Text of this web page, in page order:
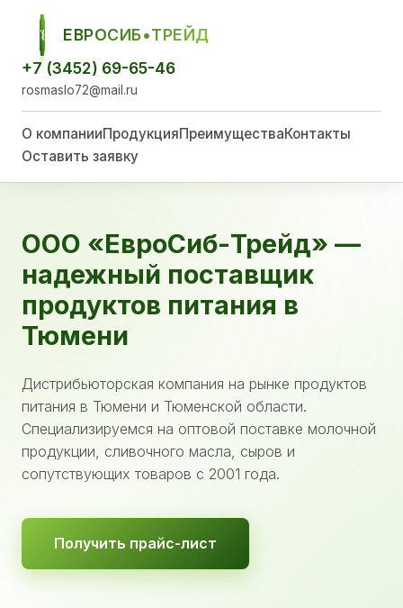
ЕСТ
ЕВРОСИБ•ТРЕЙД
+7 (3452) 69-65-46
rosmaslo72@mail.ru
О компанииПродукцияПреимуществаКонтакты
Оставить заявку
ООО «ЕвроСиб-Трейд» —
надежный поставщик
продуктов питания в
Тюмени
Дистрибьюторская компания на рынке продуктов
питания в Тюмени и Тюменской области.
Специализируемся на оптовой поставке молочной
продукции, сливочного масла, сыров и
сопутствующих товаров с 2001 года.
Получить прайс-лист